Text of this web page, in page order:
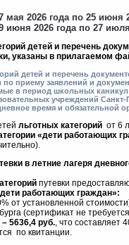
мая 2026 года по 25 июня
июня 2026 года по 27
детей и перечень
указаны в прилагаемом
детей и перечень
по приему заявлений и
в период школьных каникул
учреждений Санкт-
время и обязательной
льготных категорийот 6
«дети работающих
в летние лагеря
путевки
работающих граждан»:
от установленной
(сертификат не
5636,4 руб., что составляет
по квитанции.